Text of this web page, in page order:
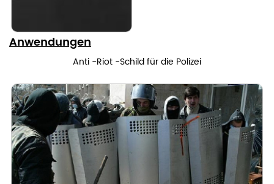
Anwendungen
Anti -Riot -Schild für die Polizei